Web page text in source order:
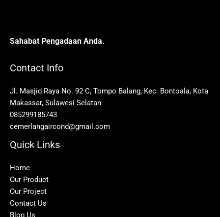
Sahabat Pengadaan Anda.
Contact Info
Jl. Masjid Raya No. 92 C, Tompo Balang, Kec. Bontoala, Kota
Makassar, Sulawesi Selatan
085299185743
cemerlangaircond@gmail.com
Quick Links
Home
Our Product
Our Project
Contact Us
Blog Us